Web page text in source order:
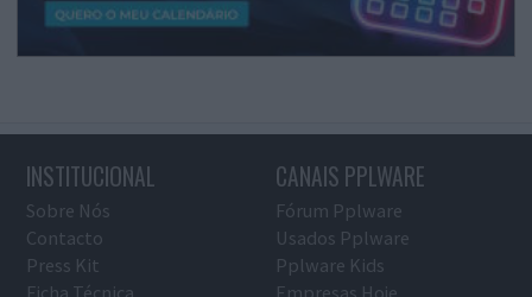
INSTITUCIONAL
Sobre Nós
Contacto
Press Kit
Ficha Técnica
CANAIS PPLWARE
Fórum Pplware
Usados Pplware
Pplware Kids
Empresas Hoje